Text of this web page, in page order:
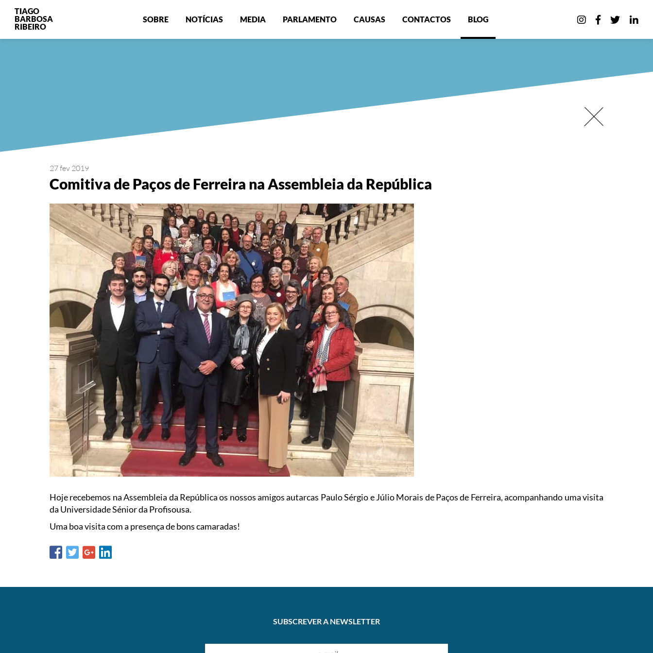
TIAGO
BARBOSA
RIBEIRO
SOBRE NOTÍCIAS MEDIA PARLAMENTO CAUSAS CONTACTOS BLOG
27 fev 2019
Comitiva de Paços de Ferreira na Assembleia da República
Hoje recebemos na Assembleia da República os nossos amigos autarcas Paulo Sérgio e Júlio Morais de Paços de Ferreira, acompanhando uma visita
da Universidade Sénior da Profisousa.
Uma boa visita com a presença de bons camaradas!
SUBSCREVER A NEWSLETTER